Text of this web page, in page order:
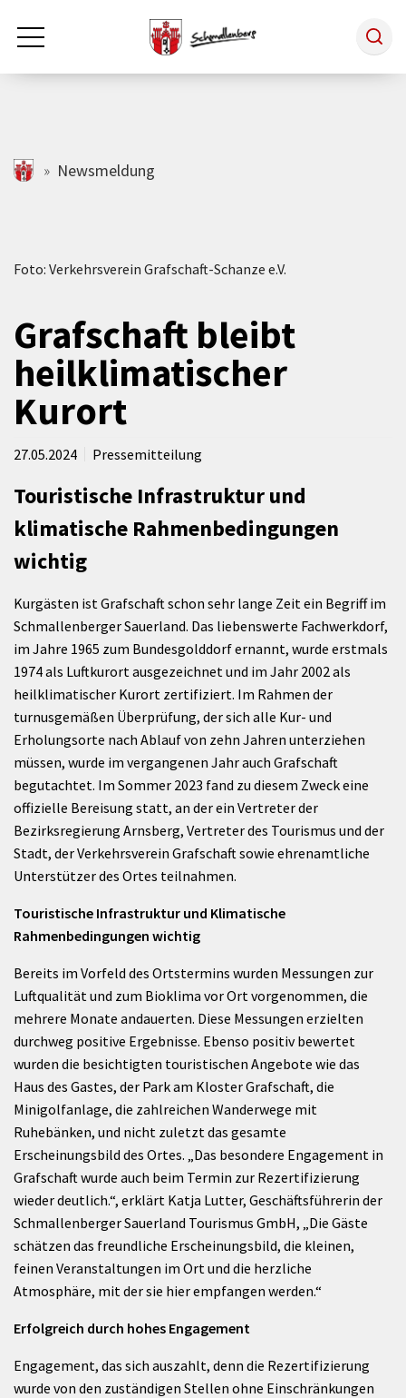
Zum Hauptinhalt springen
Rathaus & Politik
Tourismus
Freizeit & Kultur
Wirtschaft
schmallenberg.de
Newsmeldung
Foto: Verkehrsverein Grafschaft-Schanze e.V.
Grafschaft bleibt
heilklimatischer
Kurort
27.05.2024 Pressemitteilung
Touristische Infrastruktur und
klimatische Rahmenbedingungen
wichtig
Kurgästen ist Grafschaft schon sehr lange Zeit ein Begriff im
Schmallenberger Sauerland. Das liebenswerte Fachwerkdorf,
im Jahre 1965 zum Bundesgolddorf ernannt, wurde erstmals
1974 als Luftkurort ausgezeichnet und im Jahr 2002 als
heilklimatischer Kurort zertifiziert. Im Rahmen der
turnusgemäßen Überprüfung, der sich alle Kur- und
Erholungsorte nach Ablauf von zehn Jahren unterziehen
müssen, wurde im vergangenen Jahr auch Grafschaft
begutachtet. Im Sommer 2023 fand zu diesem Zweck eine
offizielle Bereisung statt, an der ein Vertreter der
Bezirksregierung Arnsberg, Vertreter des Tourismus und der
Stadt, der Verkehrsverein Grafschaft sowie ehrenamtliche
Unterstützer des Ortes teilnahmen.
Touristische Infrastruktur und Klimatische
Rahmenbedingungen wichtig
Bereits im Vorfeld des Ortstermins wurden Messungen zur
Luftqualität und zum Bioklima vor Ort vorgenommen, die
mehrere Monate andauerten. Diese Messungen erzielten
durchweg positive Ergebnisse. Ebenso positiv bewertet
wurden die besichtigten touristischen Angebote wie das
Haus des Gastes, der Park am Kloster Grafschaft, die
Minigolfanlage, die zahlreichen Wanderwege mit
Ruhebänken, und nicht zuletzt das gesamte
Erscheinungsbild des Ortes. „Das besondere Engagement in
Grafschaft wurde auch beim Termin zur Rezertifizierung
wieder deutlich.“, erklärt Katja Lutter, Geschäftsführerin der
Schmallenberger Sauerland Tourismus GmbH, „Die Gäste
schätzen das freundliche Erscheinungsbild, die kleinen,
feinen Veranstaltungen im Ort und die herzliche
Atmosphäre, mit der sie hier empfangen werden.“
Erfolgreich durch hohes Engagement
Engagement, das sich auszahlt, denn die Rezertifizierung
wurde von den zuständigen Stellen ohne Einschränkungen